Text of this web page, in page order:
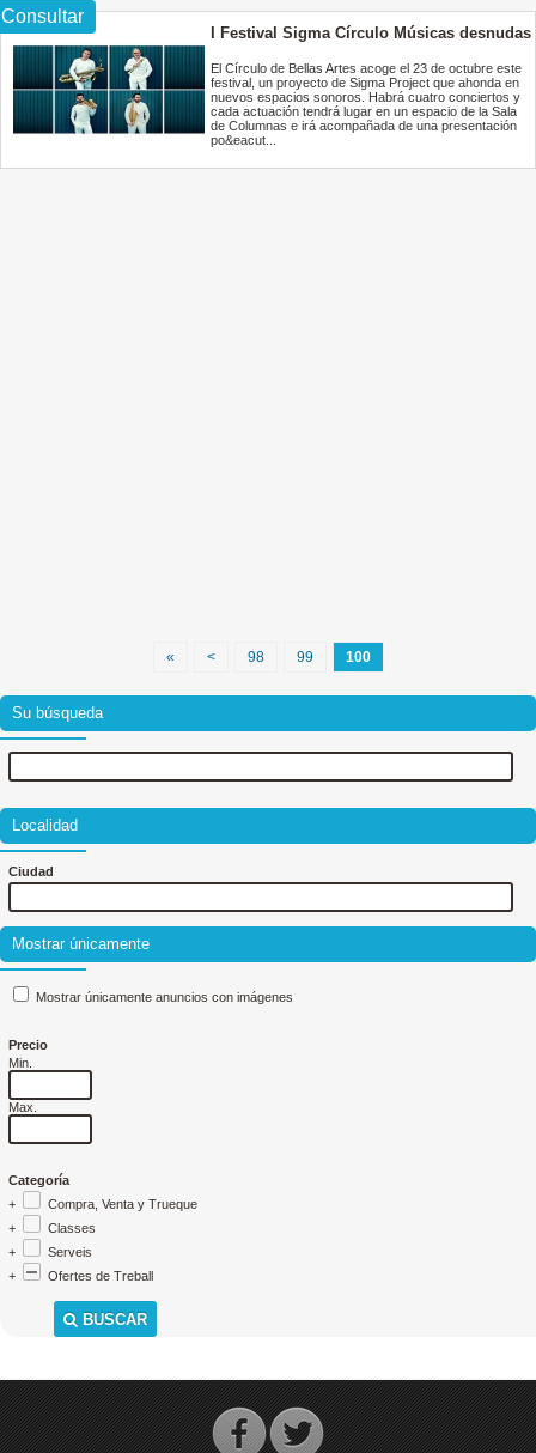
Consultar
I Festival Sigma Círculo Músicas desnudas
El Círculo de Bellas Artes acoge el 23 de octubre este
festival, un proyecto de Sigma Project que ahonda en
nuevos espacios sonoros. Habrá cuatro conciertos y
cada actuación tendrá lugar en un espacio de la Sala
de Columnas e irá acompañada de una presentación
po&eacut...
« < 98 99 100
Su búsqueda
Localidad
Ciudad
Mostrar únicamente
Mostrar únicamente anuncios con imágenes
Precio
Min.
Max.
Categoría
+
Compra, Venta y Trueque
+
Classes
+
Serveis
+
Ofertes de Treball
BUSCAR